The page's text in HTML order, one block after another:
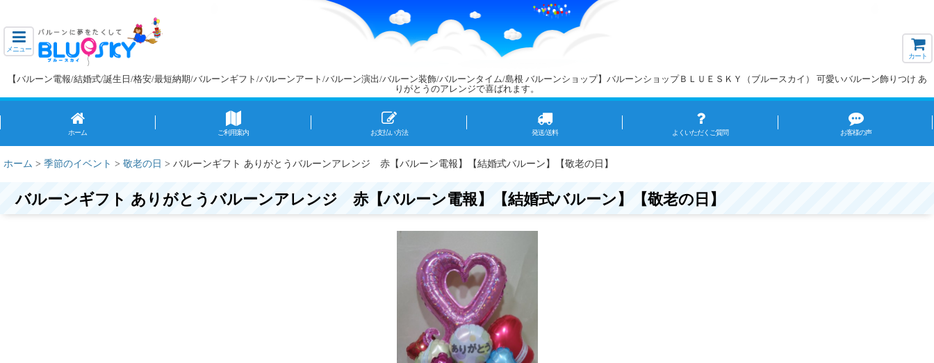
【バルーン電報/結婚式/誕生日/格安/最短納期/バルーンギフト/バルーンアート/バルーン演出/バルーン装飾/バルーンタイム/島根 バルーンショップ】バルーンショップＢＬＵＥＳＫＹ（ブルースカイ） 可愛いバルーン飾りつけ あ
りがとうのアレンジで喜ばれます。
メニュー
カート
ホーム ご利用案内 お支払い方法 発送/送料 よくいただくご質問 お客様の声
ホーム > 季節のイベント > 敬老の日 > バルーンギフト ありがとうバルーンアレンジ 赤【バルーン電報】【結婚式バルーン】【敬老の日】
バルーンギフト ありがとうバルーンアレンジ 赤【バルーン電報】【結婚式バルーン】【敬老の日】